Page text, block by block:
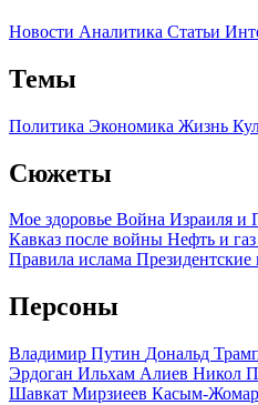
Новости Аналитика Статьи
Темы
Политика Экономика Жизнь
Сюжеты
Мое здоровье Война Израиля и
Кавказ после войны Нефть и газ
Правила ислама
Персоны
Владимир Путин Дональд
Эрдоган Ильхам Алиев Никол
Шавкат Мирзиеев Касым-